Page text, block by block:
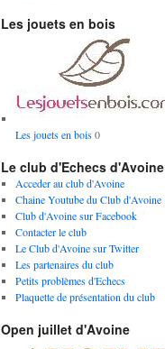
Les jouets en bois
Les jouets en bois0
Le club d'Echecs d'Avoine
Acceder au club d'Avoine
Chaine Youtube du Club d'Avoine
Club d'Avoine sur Facebook
Contacter le club
Le Club d'Avoine sur Twitter
Les partenaires du club
Petits problèmes d'Echecs
Plaquette de présentation du club
Open juillet d'Avoine